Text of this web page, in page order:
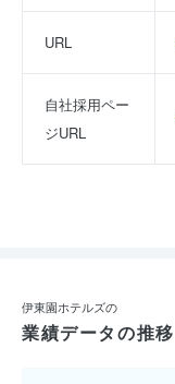
URL
自社採用ペー
ジURL
伊東園ホテルズの
業績データの推移